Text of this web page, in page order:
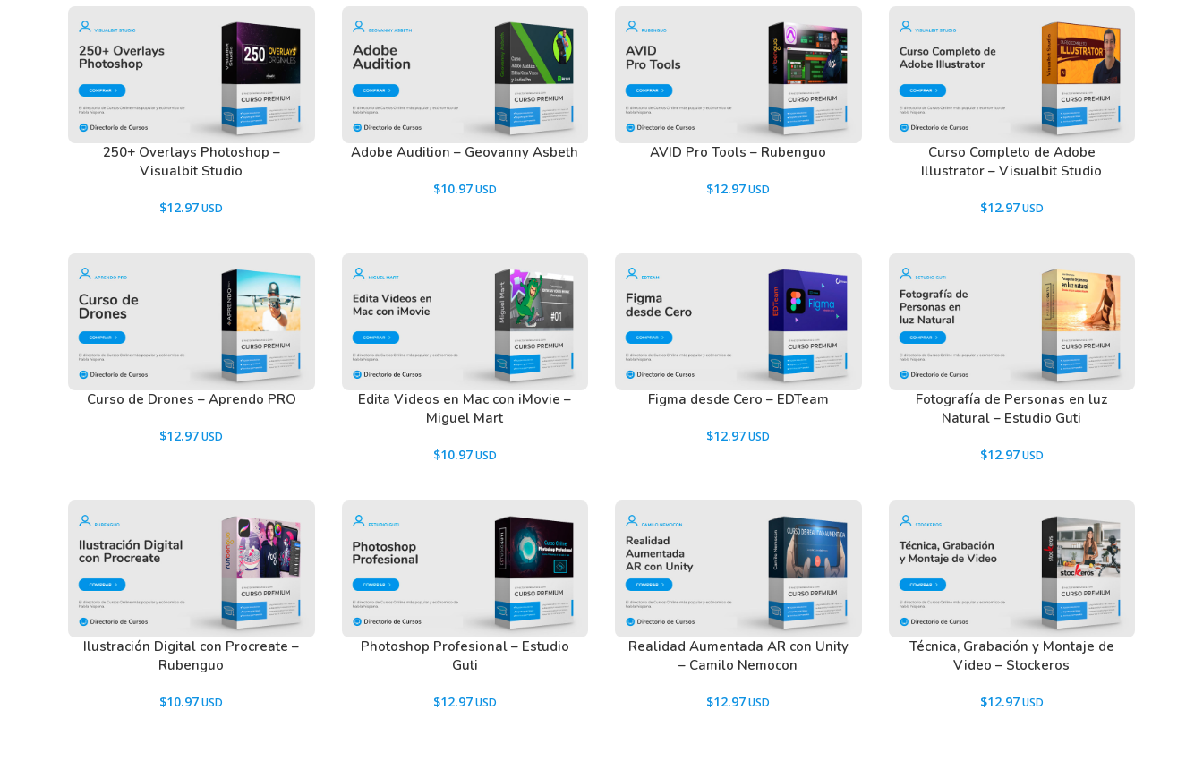
250+ Overlays Photoshop –
Visualbit Studio
$12.97
Adobe Audition – Geovanny Asbeth
$10.97
AVID Pro Tools – Rubenguo
$12.97
Curso Completo de Adobe
Illustrator – Visualbit Studio
$12.97
Curso de Drones – Aprendo PRO
$12.97
Edita Videos en Mac con iMovie –
Miguel Mart
$10.97
Figma desde Cero – EDTeam
$12.97
Fotografía de Personas en luz
Natural – Estudio Guti
$12.97
Ilustración Digital con Procreate –
Rubenguo
$10.97
Photoshop Profesional – Estudio
Guti
$12.97
Realidad Aumentada AR con Unity
– Camilo Nemocon
$12.97
Técnica, Grabación y Montaje de
Video – Stockeros
$12.97